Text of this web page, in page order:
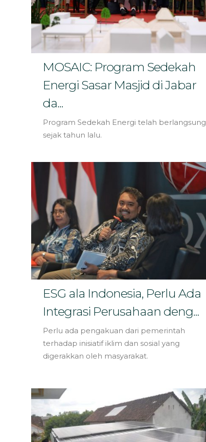
MOSAIC: Program Sedekah
Energi Sasar Masjid di Jabar
da...
Program Sedekah Energi telah berlangsung
sejak tahun lalu.
ESG ala Indonesia, Perlu Ada
Integrasi Perusahaan deng...
Perlu ada pengakuan dari pemerintah
terhadap inisiatif iklim dan sosial yang
digerakkan oleh masyarakat.